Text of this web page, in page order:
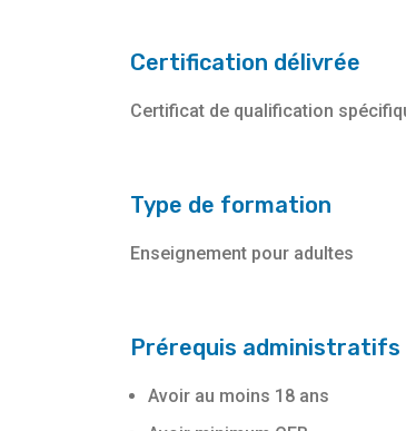
Certification délivrée
Certificat de qualification
Type de formation
Enseignement pour adultes
Prérequis administratifs
Avoir au moins 18 ans